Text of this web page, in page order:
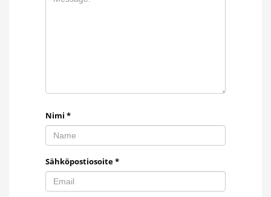
Nimi *
Sähköpostiosoite*